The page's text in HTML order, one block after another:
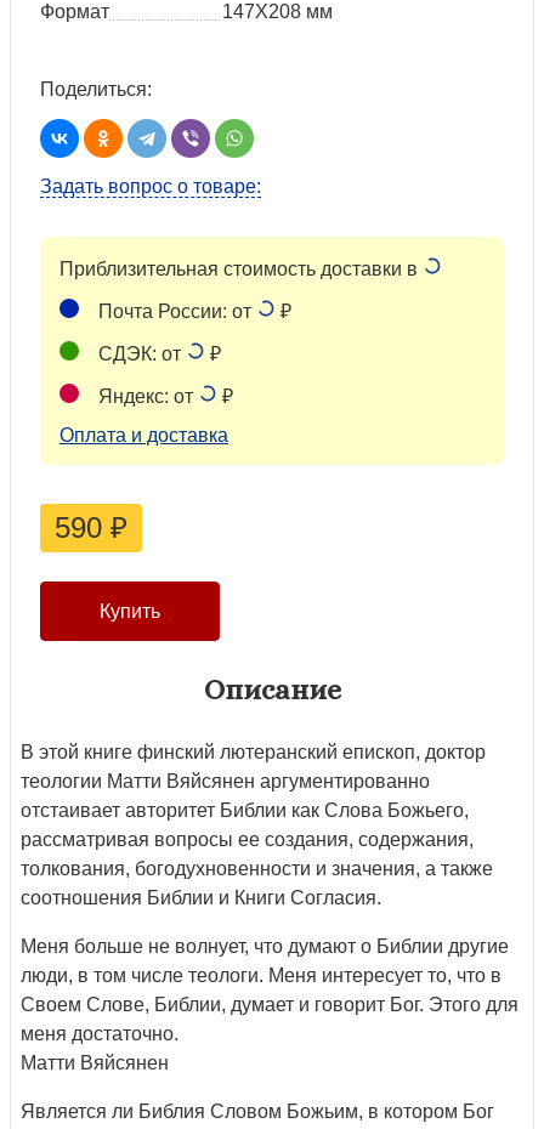
Формат
147Х208 мм
Поделиться:
Задать вопрос о товаре:
Приблизительная стоимость доставки в
Почта России: от ₽
СДЭК: от ₽
Яндекс: от
₽
Оплата и доставка
590 ₽
Описание
В этой книге финский лютеранский епископ, доктор
теологии Матти Вяйсянен аргументированно
отстаивает авторитет Библии как Слова Божьего,
рассматривая вопросы ее создания, содержания,
толкования, богодухновенности и значения, а также
соотношения Библии и Книги Согласия.
Меня больше не волнует, что думают о Библии другие
люди, в том числе теологи. Меня интересует то, что в
Своем Слове, Библии, думает и говорит Бог. Этого для
меня достаточно.
Матти Вяйсянен
Является ли Библия Словом Божьим, в котором Бог